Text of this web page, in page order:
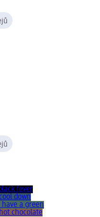
fever
down
a green
chocolate